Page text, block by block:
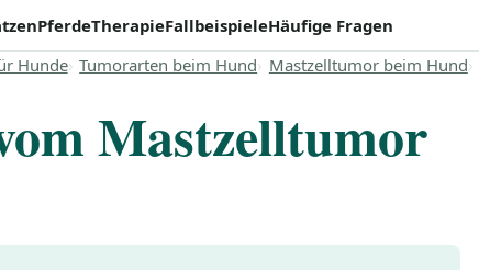
PferdeTherapieFallbeispieleHäufige Fragen
Hunde Tumorarten beim Hund Mastzelltumor beim Hund
Mastzelltumor